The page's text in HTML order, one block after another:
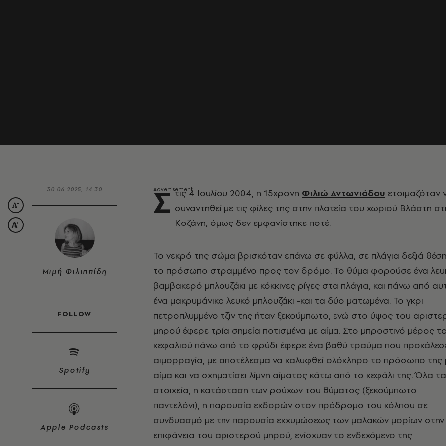
30.06.2025, 14:30
Μιμή Φιλιππίδη
FOLLOW
Spotify
Apple Podcasts
Σ τις 4 Ιουλίου 2004, η 15χρονη Φιλιώ Αντωνιάδου ετοιμαζόταν
συναντηθεί με τις φίλες της στην πλατεία του χωριού Βλάστη
Κοζάνη, όμως δεν εμφανίστηκε ποτέ.
Το νεκρό της σώμα βρισκόταν επάνω σε φύλλα, σε πλάγια δεξιά
το πρόσωπο στραμμένο προς τον δρόμο. Το θύμα φορούσε ένα
βαμβακερό μπλουζάκι με κόκκινες ρίγες στα πλάγια, και πάνω από
ένα μακρυμάνικο λευκό μπλουζάκι -και τα δύο ματωμένα. Το γκρι
πετροπλυμμένο τζιν της ήταν ξεκούμπωτο, ενώ στο ύψος του
μηρού έφερε τρία σημεία ποτισμένα με αίμα. Στο μπροστινό μέρος
κεφαλιού πάνω από το φρύδι έφερε ένα βαθύ τραύμα που
αιμορραγία, με αποτέλεσμα να καλυφθεί ολόκληρο το πρόσωπο της
αίμα και να σχηματίσει λίμνη αίματος κάτω από το κεφάλι της. Όλα τα
στοιχεία, η κατάσταση των ρούχων του θύματος (ξεκούμπωτο
παντελόνι), η παρουσία εκδορών στον πρόδρομο του κόλπου σε
συνδυασμό με την παρουσία εκχυμώσεως των μαλακών μορίων
επιφάνεια του αριστερού μηρού, ενίσχυαν το ενδεχόμενο της